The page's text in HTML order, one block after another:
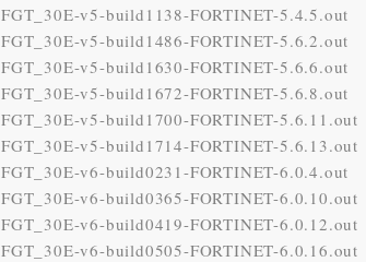
FGT_30E-v5-build1138-FORTINET-5.4.5.out
FGT_30E-v5-build1486-FORTINET-5.6.2.out
FGT_30E-v5-build1630-FORTINET-5.6.6.out
FGT_30E-v5-build1672-FORTINET-5.6.8.out
FGT_30E-v5-build1700-FORTINET-5.6.11.out
FGT_30E-v5-build1714-FORTINET-5.6.13.out
FGT_30E-v6-build0231-FORTINET-6.0.4.out
FGT_30E-v6-build0365-FORTINET-6.0.10.out
FGT_30E-v6-build0419-FORTINET-6.0.12.out
FGT_30E-v6-build0505-FORTINET-6.0.16.out